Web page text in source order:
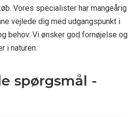
Vores specialister har mangeårig
vejlede dig med udgangspunkt i
behov. Vi ønsker god fornøjelse og
i naturen.
spørgsmål -